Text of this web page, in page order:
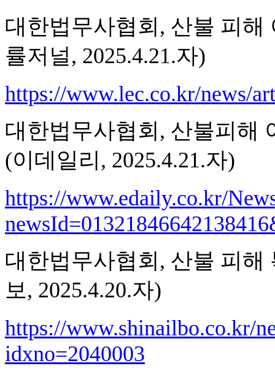
대한법무사협회, 산불 피해
률저널, 2025.4.21.자)
https://www.lec.co.kr/news/
대한법무사협회, 산불피해
(이데일리, 2025.4.21.자)
https://www.edaily.co.kr/
대한법무사협회, 산불 피해
보, 2025.4.20.자)
https://www.shinailbo.co.kr/
idxno=2040003